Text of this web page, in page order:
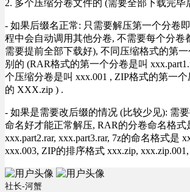
2. 多个压缩分卷文件的 (需要全部下载完毕
- 如果后缀名正常: 只需要解压第一个分卷
程中会自动调用其他分卷, 不需要每个分卷
需要提前全部下载好), 不同压缩格式的第
别的 (RAR格式的第一个分卷是叫
个压缩分卷是叫 xxx.001 , ZIP格式的第一
的 XXX.zip ) .
- 如果是需要改后缀的情况 (比较少见): 需
命名好才能正常解压, RAR的分卷命名格式
xxx.part2.rar, xxx.part3.rar, 7z的命名格式是
xxx.003, ZIP的排序格式 xxx.zip,
社长-河蟹